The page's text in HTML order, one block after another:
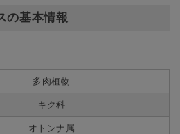
の基本情報
多肉植物
キク科
オトンナ属